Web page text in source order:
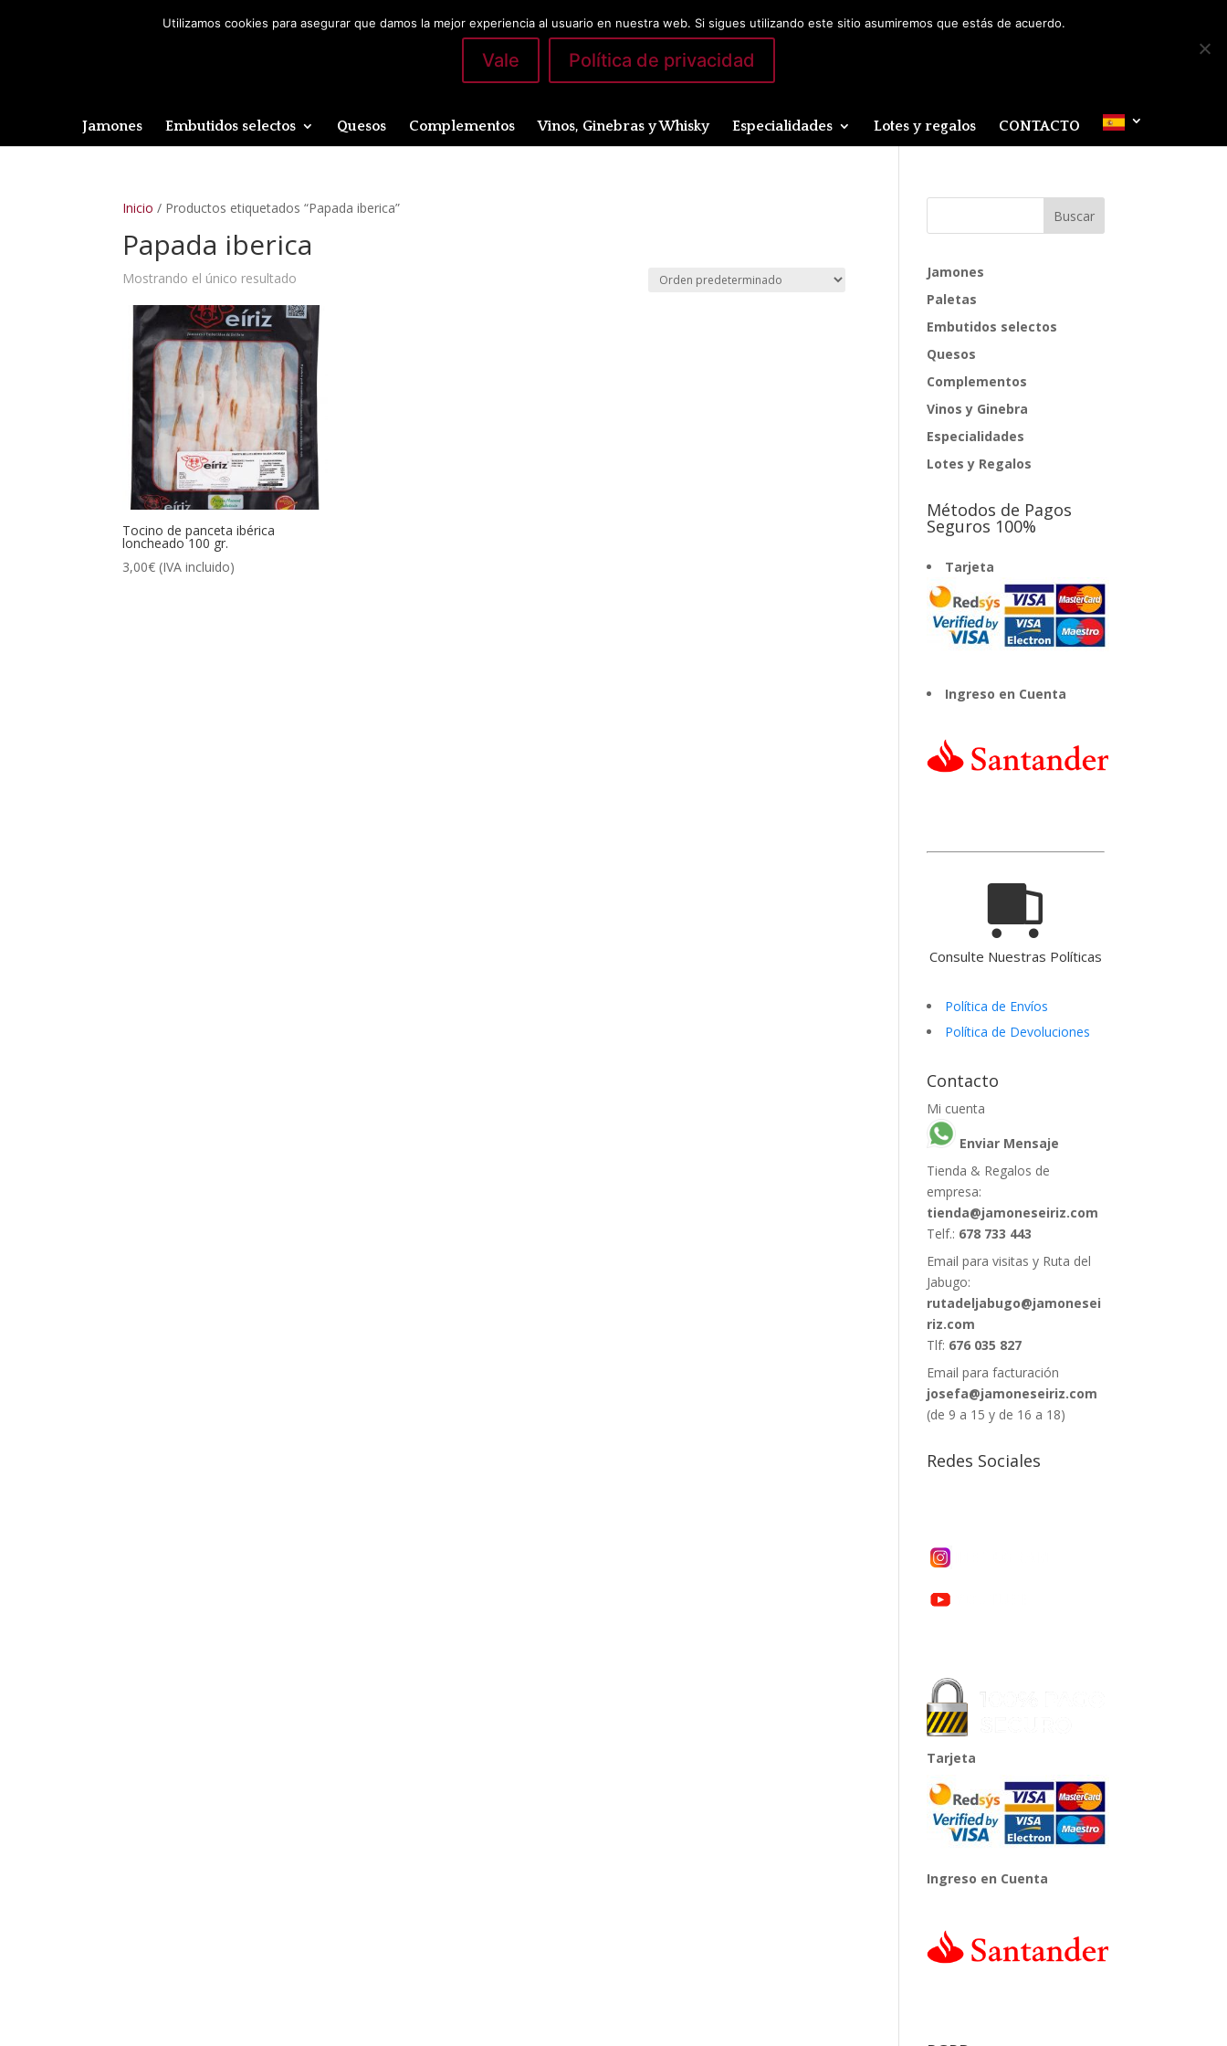
Mi cuenta 0 elementos
Jamones Embutidos selectos Quesos Complementos Vinos, Ginebras y Whisky Especialidades Lotes y regalos CONTACTO
Inicio / Productos etiquetados “Papada iberica”
Papada iberica
Mostrando el único resultado
Tocino de panceta ibérica
loncheado 100 gr.
3,00€ (IVA incluido)
Jamones
Paletas
Embutidos selectos
Quesos
Complementos
Vinos y Ginebra
Especialidades
Lotes y Regalos
Métodos de Pagos
Seguros 100%
Tarjeta
Ingreso en Cuenta
Consulte Nuestras Políticas
Política de Envíos
Política de Devoluciones
Contacto
Mi cuenta
Enviar Mensaje
Tienda & Regalos de
empresa:
tienda@jamoneseiriz.com
Telf.: 678 733 443
Email para visitas y Ruta del
Jabugo:
rutadeljabugo@jamonesei
riz.com
Tlf: 676 035 827
Email para facturación
josefa@jamoneseiriz.com
(de 9 a 15 y de 16 a 18)
Redes Sociales
Tarjeta
Ingreso en Cuenta
Utilizamos cookies para asegurar que damos la mejor experiencia al usuario en nuestra web. Si sigues utilizando este sitio asumiremos que estás de acuerdo.
Vale Política de privacidad